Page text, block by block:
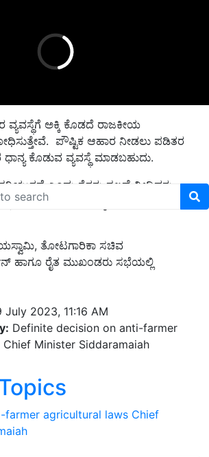
ವ್ಯವಸ್ಥೆಗೆ ಅಕ್ಕಿ ಕೊಡದೆ ರಾಜಕೀಯ
ಪೌಷ್ಟಿಕ ಆಹಾರ ನೀಡಲು ಪಡಿತರ
ಧಾನ್ಯ ಕೊಡುವ ವ್ಯವಸ್ಥೆ ಮಾಡಬಹುದು.
ಎಂದು ರೈತರು ಸಲಹೆ ನೀಡಿದರು.
ಕಾಪಾಡಬೇಕು ಎಂದು ರೈತರು ಮನವಿ
ತೋಟಗಾರಿಕಾ ಸಚಿವ
ಹಾಗೂ ರೈತ ಮುಖಂಡರು ಸಭೆಯಲ್ಲಿ
July 2023, 11:16 AM
Definite decision on anti-farmer
Minister Siddaramaiah
farmer agricultural laws Chief